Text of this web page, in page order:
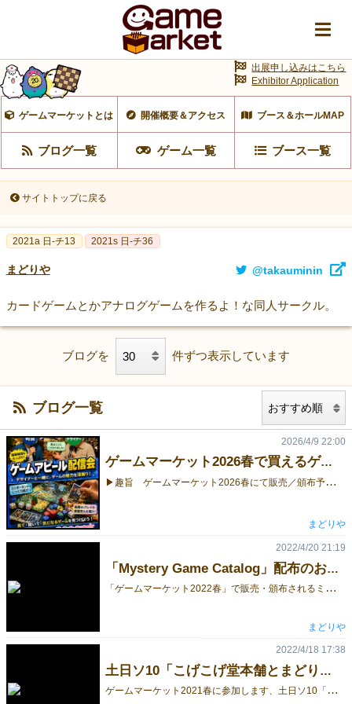
ゲームマーケットとは 開催概要＆アクセス ブース＆ホールMAP
ブログ一覧 ゲーム一覧 ブース一覧
出展申し込みはこちら
Exhibitor Application
サイトトップに戻る
2021a 日-チ13 2021s 日-チ36
まどりや @takauminin
カードゲームとかアナログゲームを作るよ！な同人サークル。
ブログを 件ずつ表示しています
ブログ一覧
ゲームマーケット2026春で買えるゲームをライブ配信で紹介してもらう『ゲームアピール配信会』を開催します
▶
趣旨 ゲームマーケット2026春にて販売／頒布予定のゲームをアピールしてもらうライブ配信会を開催します。 この配信には、ゲームを作ったゲームデザイナーに出演してもらい、どんなゲームなのかをアピールしてもらうというものです。 こちらで用意する司会者と対話してもらいつつ、ゲームの魅力がより伝わるような構成にします。 この配信は、youtube「まどりやボドゲとかch」の縦型ライブ配信で行います。 また後日、ゲーム毎に、配信の一部をショート動画として切り抜いて、youtube、tiktok、ニコニコ動画にて配信する予定です。 ゲームのアピールに自信が無いという方も、ぜひ参加をご検討ください。 ▶会場：鶴見テストプレイ会会場（神奈川県横浜市鶴見。具体的な場所は参加者に個別に連絡します）▶日時：2026年4月29日（水・祝） 13:00～17:00（予定）▶参加費：１枠500円（当日支払い）▶募集期間：3月31日～4月20日(月)23:59▶ゲームの参加申し込みは以下のurlからhttps://docs.google.com/forms/d/e/1FAIpQLSfvSzSj_3CNIgcg-VpY8awwAISVKhQwxLomCBXLLqxgdpGfBw/viewform ※ライブ配信のイメージ
2026/4/9 22:00
まどりや
「Mystery Game Catalog」配布のおしらせ
「
ゲームマーケット2022春」で販売・頒布されるミステリーゲームの情報をまとめたチラシを作成しました。 当日会場で配布いたします。 こちらでもpdfデータを公開しますので、よろしければご覧下さい。 ※2022/4/22 マーダーミステリーブースの情報を修正したバージョンを公開します https://image.gamemarket.jp/20220422_232749_チラシ220422.pdf
2022/4/20 21:19
まどりや
土日ソ10「こげこげ堂本舗とまどりや」出展情報です
ゲ
ームマーケット2021春に参加します、土日ソ10「こげこげ堂本舗とまどりや」です。 今回のゲームマーケットの「こげこげ堂本舗」と「まどりや」と委託作品の出展情報などをお送りします。 【こげこげ堂本舗】 ★新作ゲーム★ Tamamlandı（タマランド） ■ゲーム概要 4枚のカードを正方形に組み合わせて一番早くパズルを完成させよう！ 使うカードは全員同じでも、解答パターンは人それぞれ。ヒラメキが勝負の鍵！ 1人から6人まで遊べるスピード系パズルゲーム ゲームデザイン：Takahiro 制作：こげこげ堂本舗 頒布価格：1,500円 【こげこげ堂本舗】 ★新作ゲーム★ 変体かるた ■ゲーム概要 9枚ずつ出てくるひらがなカードと変体仮名カードから正しい組み合わせを見つけよう！ 配られた変体仮名カードを自分の前に並べてかるたで勝負！ 全部のカードをウラ向きにして神経衰弱もできるぞ！ ゲームデザイン：Takahiro 制作：こげこげ堂本舗 頒布価格：1,500円 【こげこげ堂本舗】 パトロンホールデム ■ゲーム概要 ラウンドごとにやってくる冒険者がどれだけの依頼をこなせるかに投資しよう 投資を諦めた人から脱落し、一人が残れば投資金を総取り！ 二人以上残ったら、投資した冒険者が一番多く依頼を達成した人が総取り！ ゲームデザイン：Takahiro 制作：こげこげ堂本舗 頒布価格：1,500円 【まどりや】 とくがわあつめ【令和版】 ■ゲーム概要 徳川十五代将軍の肖像画を使った神経衰弱ゲーム。 普通（？）の絵合わせ神経衰弱の他に、御名前と絵を合わせる、高難易度神経衰弱も収録。 これを遊ぶと江戸幕府時代がよくわかる！ ……かどうかはあなた次第であり効果には個人差があります。 ゲームデザイン：鷹海和秀 制作：まどりや 頒布価格：1,500円 【まどりや】 巡る想い、届かぬ気持ち。 ■ゲーム概要 ラブレターを晒した犯人を見つけるため、天文部のメンバーが動き出す！ でもメンバーはそれぞれ、そのラブレターを巡って、なにか思う所があるようで……？ キャラクターの証言で犯人を推理する、日常系“マーダーミステリー”風ゲーム。 ※極小数部を頒布予定です ※素材の都合で本作は2022年６月末に頒布終了になります。ゲームマーケットでは最後の頒布になりますので、よろしければチェックして下さい。 ゲームデザイン＆シナリオ：鷹海和秀 制作：まどりや 会場頒布価格：1,500円 【まどりや】 ロストわがしー ■ゲーム概要 失われた和菓子を探して、イヌ・ネコ・ネズミの大騒動 コロコロ変わる陣営を上手く読み、ひとりでの勝利を目指せるか！？ 「ロストレガシーライセンス」をお借りしてつくった、探索＆出し抜き(?)ゲーム！ ※極小数部を頒布予定です ゲームデザイン：松本富之＆鷹海和秀 イラスト：佐々野悟 制作：まどりや 頒布価格：1,000円 【ねこじゃらしの鈴】（委託） グルームヘイヴン冒険記 （同人誌） ■概要 超重量級ボードゲーム『グルームヘイヴン』のプレイレポ本！ 冒険している間に遭遇するアレコレを実録・プレイレポのごった煮仕立てでお届け！ マイキャラ「セルウィン」はどうなってしまうのか？ ゲームの特性上、ネタバレ要素を含んでおります。 メインシナリオに直結するネタは避けておりますがご理解の上お楽しみください。 著：高城葵 制作：ねこじゃらしの鈴 頒布価格：600円 ■電子マネー・クレジットカード支払いに対応します■ Squareリーダーを用意しており、交通系電子マネー（交通系IC（Suica、PASMO、Kitaca、TOICA、manaca、ICOCA、SUGOCA、nimoca、はやかけん）、iD、クレジットカード（VISAカード、Masterカード、American Expressカード）でのお支払いに対応できます。 ●こげこげ堂本舗 情報ブログ http://koge2do.hateblo.jp/ ●まどりや Facebookページ http://fb.me/game.madoriya （アカウントがなくても閲覧可能です） ●まどりや boothページ https://madoriya.booth.pm
2022/4/18 17:38